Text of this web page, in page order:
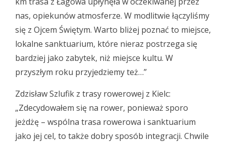
nas, opiekunów atmosferze. W modlitwie łączyliśmy
się z Ojcem Świętym. Warto bliżej poznać to miejsce,
lokalne sanktuarium, które nieraz postrzega się
bardziej jako zabytek, niż miejsce kultu. W
przyszłym roku przyjedziemy też…”
Zdzisław Szlufik z trasy rowerowej z Kielc:
„Zdecydowałem się na rower, ponieważ sporo
jeżdżę – wspólna trasa rowerowa i sanktuarium
jako jej cel, to także dobry sposób integracji. Chwile